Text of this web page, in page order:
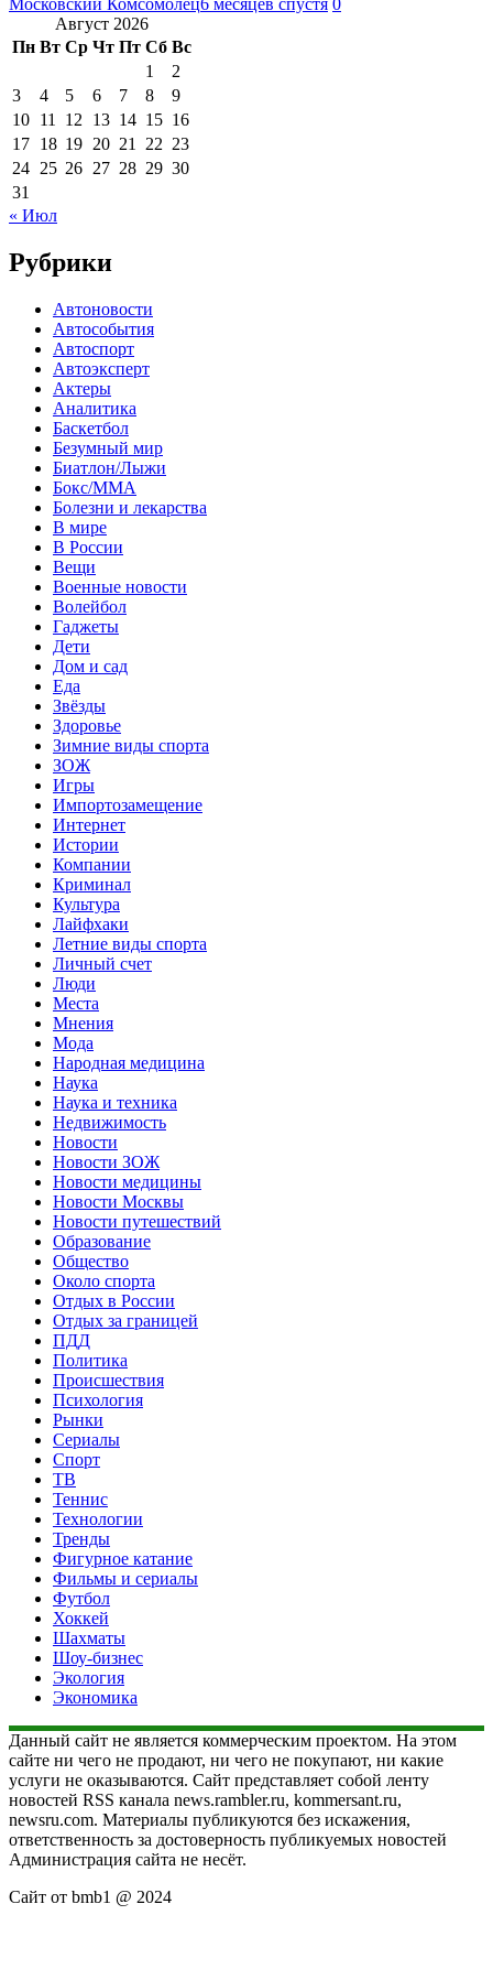
Август 2026
Пн Вт Ср Чт Пт Сб Вс
1
2
3
4 5 6 7 8
9
10 11 12 13 14 15 16
17 18 19 20 21 22 23
24 25 26 27 28 29 30
31
« Июл
Рубрики
Автоновости
Автособытия
Автоспорт
Автоэксперт
Актеры
Аналитика
Баскетбол
Безумный мир
Биатлон/Лыжи
Бокс/MMA
Болезни и лекарства
В мире
В России
Вещи
Военные новости
Волейбол
Гаджеты
Дети
Дом и сад
Еда
Звёзды
Здоровье
Зимние виды спорта
ЗОЖ
Игры
Импортозамещение
Интернет
Истории
Компании
Криминал
Культура
Лайфхаки
Летние виды спорта
Личный счет
Люди
Места
Мнения
Мода
Народная медицина
Наука
Наука и техника
Недвижимость
Новости
Новости ЗОЖ
Новости медицины
Новости Москвы
Новости путешествий
Образование
Общество
Около спорта
Отдых в России
Отдых за границей
ПДД
Политика
Происшествия
Психология
Рынки
Сериалы
Спорт
ТВ
Теннис
Технологии
Тренды
Фигурное катание
Фильмы и сериалы
Футбол
Хоккей
Шахматы
Шоу-бизнес
Экология
Экономика
Данный сайт не является коммерческим проектом. На этом
сайте ни чего не продают, ни чего не покупают, ни какие
услуги не оказываются. Сайт представляет собой ленту
новостей RSS канала news.rambler.ru, kommersant.ru,
newsru.com. Материалы публикуются без искажения,
ответственность за достоверность публикуемых новостей
Администрация сайта не несёт.
Сайт от bmb1 @ 2024